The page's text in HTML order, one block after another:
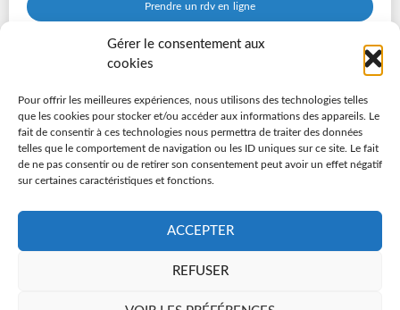
Gérer le consentement aux
cookies
Pour offrir les meilleures expériences, nous utilisons des technologies telles
que les cookies pour stocker et/ou accéder aux informations des appareils. Le
fait de consentir à ces technologies nous permettra de traiter des données
telles que le comportement de navigation ou les ID uniques sur ce site. Le fait
de ne pas consentir ou de retirer son consentement peut avoir un effet négatif
sur certaines caractéristiques et fonctions.
ACCEPTER
REFUSER
Prendre un rdv en ligne
Consulter sa fiche